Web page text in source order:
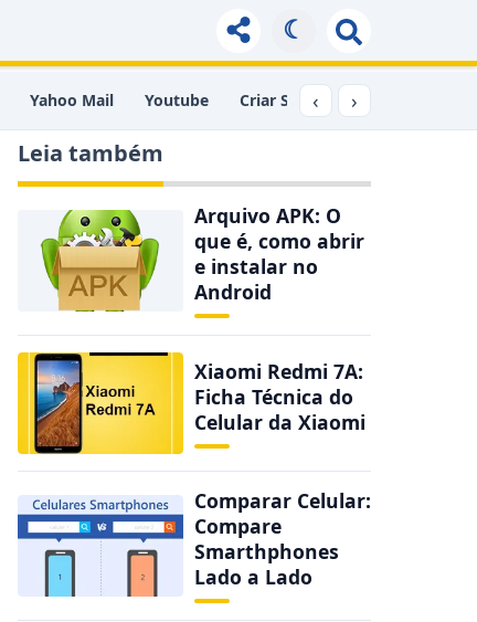
☾
Yahoo Mail Youtube Criar Site Comprimir PDF
‹ ›
Leia também
Arquivo APK: O
que é, como abrir
e instalar no
Android
Xiaomi Redmi 7A:
Ficha Técnica do
Celular da Xiaomi
Comparar Celular:
Compare
Smarthphones
Lado a Lado